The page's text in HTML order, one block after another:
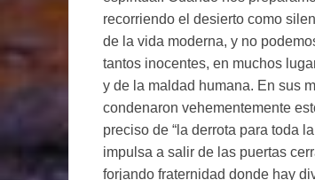
recorriendo el desierto como
de la vida moderna, y no
tantos inocentes, en muchos
y de la maldad humana. En sus
condenaron vehementemente
preciso de “la derrota para toda
impulsa a salir de las puertas
forjando fraternidad donde hay